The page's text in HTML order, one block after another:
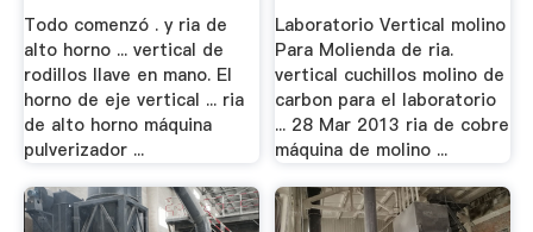
Todo comenzó . y ria de
alto horno ... vertical de
rodillos llave en mano. El
horno de eje vertical ... ria
de alto horno máquina
pulverizador ...
Laboratorio Vertical molino
Para Molienda de ria.
vertical cuchillos molino de
carbon para el laboratorio
... 28 Mar 2013 ria de cobre
máquina de molino ...